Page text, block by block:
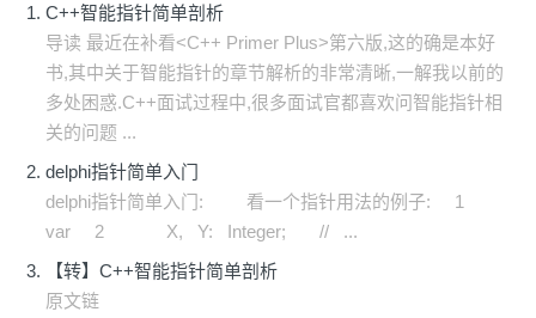
C++智能指针简单剖析
导读 最近在补看<C++ Primer Plus>第六版,这的确是本好
书,其中关于智能指针的章节解析的非常清晰,一解我以前的
多处困惑.C++面试过程中,很多面试官都喜欢问智能指针相
关的问题 ...
delphi指针简单入门
delphi指针简单入门: 看一个指针用法的例子: 1
var 2 X, Y: Integer; // ...
【转】C++智能指针简单剖析
原文链